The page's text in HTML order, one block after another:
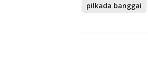
pilkada banggai